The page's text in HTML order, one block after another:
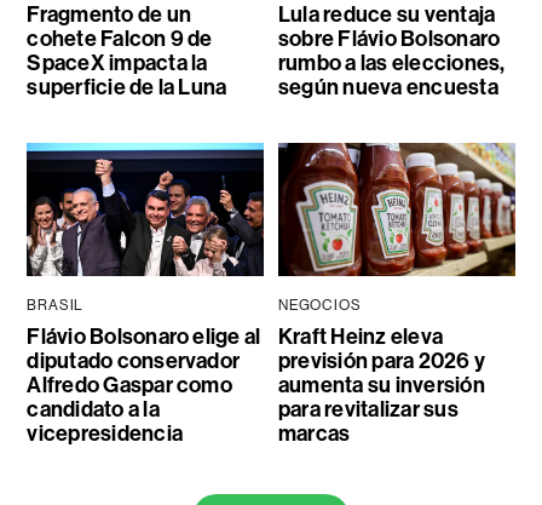
Fragmento de un
cohete Falcon 9 de
SpaceX impacta la
superficie de la Luna
Lula reduce su ventaja
sobre Flávio Bolsonaro
rumbo a las elecciones,
según nueva encuesta
BRASIL
Flávio Bolsonaro elige al
diputado conservador
Alfredo Gaspar como
candidato a la
vicepresidencia
NEGOCIOS
Kraft Heinz eleva
previsión para 2026 y
aumenta su inversión
para revitalizar sus
marcas